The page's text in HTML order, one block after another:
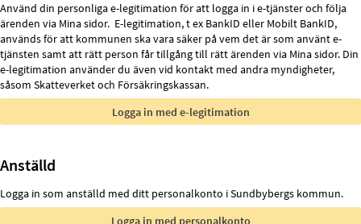
Använd din personliga e-legitimation för att logga in i e-tjänster och följa
ärenden via Mina sidor. E-legitimation, t ex BankID eller Mobilt BankID,
används för att kommunen ska vara säker på vem det är som använt e-
tjänsten samt att rätt person får tillgång till rätt ärenden via Mina sidor. Din
e-legitimation använder du även vid kontakt med andra myndigheter,
såsom Skatteverket och Försäkringskassan.
Anställd
Logga in som anställd med ditt personalkonto i Sundbybergs kommun.